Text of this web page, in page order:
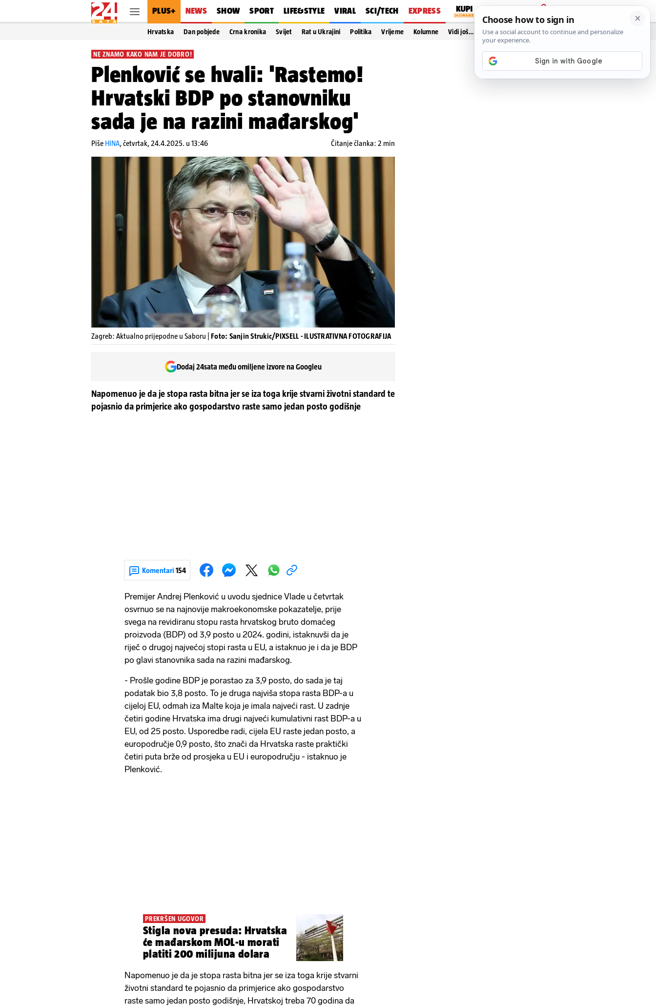
PLUS+ NEWS SHOW SPORT LIFE&STYLE VIRAL SCI/TECH EXPRESS
PRIJAVA
Hrvatska Dan pobjede Crna kronika Svijet Rat u Ukrajini Politika Vrijeme Kolumne Vidi još…
NE ZNAMO KAKO NAM JE DOBRO!
Plenković se hvali: 'Rastemo!
Hrvatski BDP po stanovniku
sada je na razini mađarskog'
Piše HINA,četvrtak, 24.4.2025. u 13:46 Čitanje članka: 2 min
Zagreb: Aktualno prijepodne u Saboru | Foto: Sanjin Strukic/PIXSELL - ILUSTRATIVNA FOTOGRAFIJA
Dodaj 24sata među omiljene izvore na Googleu
Napomenuo je da je stopa rasta bitna jer se iza toga krije stvarni životni standard te
pojasnio da primjerice ako gospodarstvo raste samo jedan posto godišnje
Komentari 154
Premijer Andrej Plenković u uvodu sjednice Vlade u četvrtak
osvrnuo se na najnovije makroekonomske pokazatelje, prije
svega na revidiranu stopu rasta hrvatskog bruto domaćeg
proizvoda (BDP) od 3,9 posto u 2024. godini, istaknuvši da je
riječ o drugoj najvećoj stopi rasta u EU, a istaknuo je i da je BDP
po glavi stanovnika sada na razini mađarskog.
- Prošle godine BDP je porastao za 3,9 posto, do sada je taj
podatak bio 3,8 posto. To je druga najviša stopa rasta BDP-a u
cijeloj EU, odmah iza Malte koja je imala najveći rast. U zadnje
četiri godine Hrvatska ima drugi najveći kumulativni rast BDP-a u
EU, od 25 posto. Usporedbe radi, cijela EU raste jedan posto, a
europodručje 0,9 posto, što znači da Hrvatska raste praktički
četiri puta brže od prosjeka u EU i europodručju - istaknuo je
Plenković.
PREKRŠEN UGOVOR
Stigla nova presuda: Hrvatska
će mađarskom MOL-u morati
platiti 200 milijuna dolara
Napomenuo je da je stopa rasta bitna jer se iza toga krije stvarni
životni standard te pojasnio da primjerice ako gospodarstvo
raste samo jedan posto godišnje, Hrvatskoj treba 70 godina da